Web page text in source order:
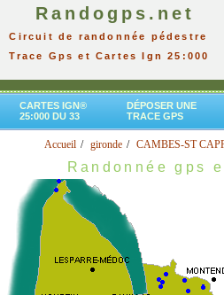
Randogps.net
Circuit de randonnée pédestre
Trace Gps et Cartes Ign 25:000
CARTES IGN®
25:000 DU 33
DÉPOSER UNE
TRACE GPS
Accueil gironde CAMBES-ST
Randonnée gps